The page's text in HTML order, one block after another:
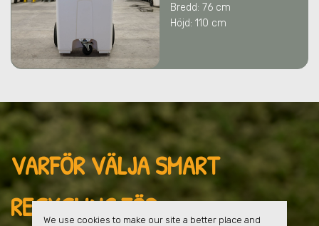
Bredd: 76 cm
Höjd: 110 cm
VARFÖR VÄLJA SMART
RECYCLING FÖR
We use cookies to make our site a better place and